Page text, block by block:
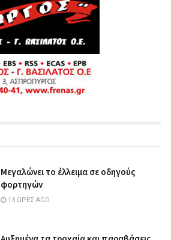
Μεγαλώνει το έλλειμα σε οδηγούς
φορτηγών
13 ΏΡΕΣ AGO